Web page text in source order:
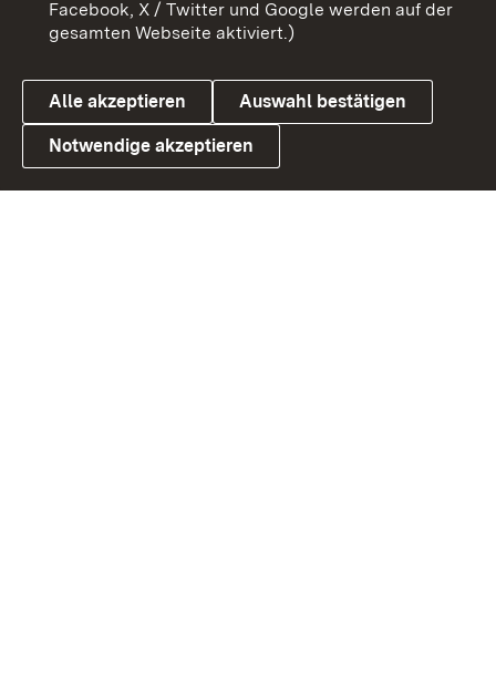
Link zum Landesportal
Datenschutz
Cookies
Facebook, X / Twitter und Google werden auf der
gesamten Webseite aktiviert.)
Alle akzeptieren Auswahl bestätigen
Notwendige akzeptieren